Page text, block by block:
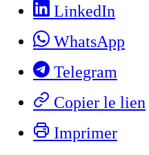
LinkedIn
WhatsApp
Telegram
Copier le lien
Imprimer